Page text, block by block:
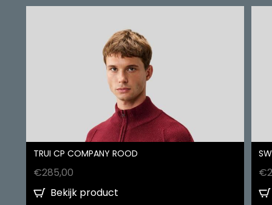
TRUI CP COMPANY ROOD
€285,00
Bekijk product
€